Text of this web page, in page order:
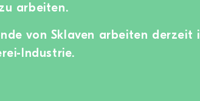
arbeiten.
von Sklaven arbeiten derzeit
Industrie.